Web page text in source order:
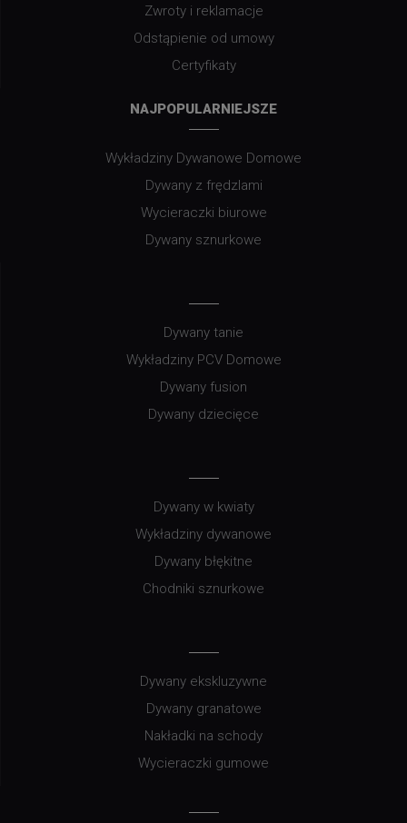
Zwroty i reklamacje
Odstąpienie od umowy
Certyfikaty
NAJPOPULARNIEJSZE
Wykładziny Dywanowe Domowe
Dywany z frędzlami
Wycieraczki biurowe
Dywany sznurkowe
Dywany tanie
Wykładziny PCV Domowe
Dywany fusion
Dywany dziecięce
Dywany w kwiaty
Wykładziny dywanowe
Dywany błękitne
Chodniki sznurkowe
Dywany ekskluzywne
Dywany granatowe
Nakładki na schody
Wycieraczki gumowe